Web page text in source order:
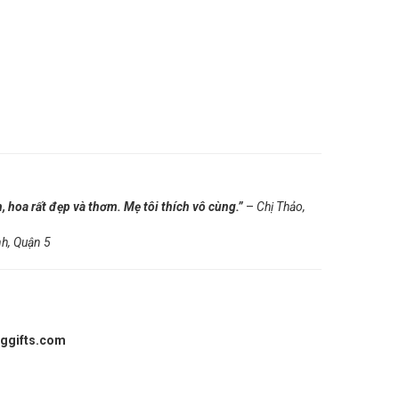
hoa rất đẹp và thơm. Mẹ tôi thích vô cùng.” – Chị Thảo,
Quận 5